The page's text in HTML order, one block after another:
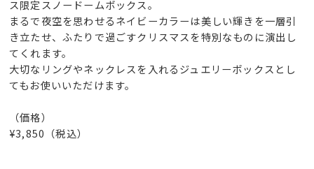
ス限定スノードームボックス。
まるで夜空を思わせるネイビーカラーは美しい輝きを一層引
き立たせ、ふたりで過ごすクリスマスを特別なものに演出し
てくれます。
大切なリングやネックレスを入れるジュエリーボックスとし
てもお使いいただけます。
（価格）
¥3,850（税込）